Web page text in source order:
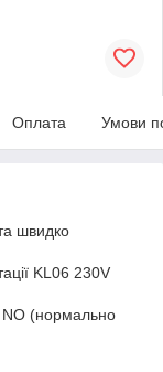
Оплата Умови
швидко
KL06 230V
(нормально